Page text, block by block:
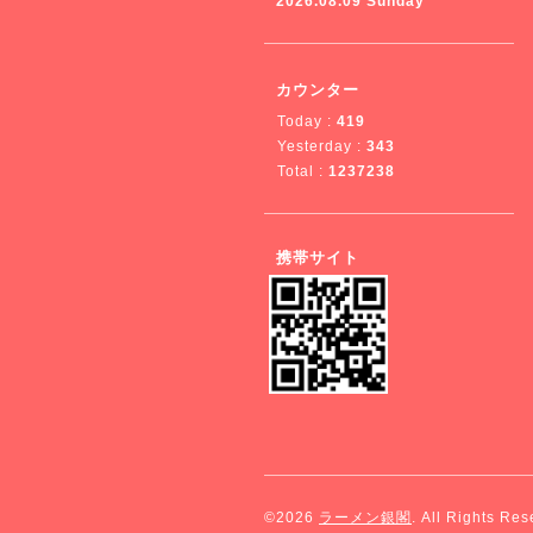
カウンター
Today : 419
Yesterday : 343
Total : 1237238
携帯サイト
©2026 ラーメン銀閣 . All Rights